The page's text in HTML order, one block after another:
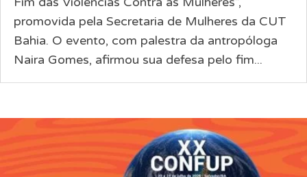
promovida pela Secretaria de Mulheres da CUT
Bahia. O evento, com palestra da antropóloga
Naira Gomes, afirmou sua defesa pelo fim...